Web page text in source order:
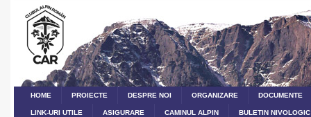
HOME PROIECTE DESPRE NOI ORGANIZARE DOCUMENTE
LINK-URI UTILE ASIGURARE CAMINUL ALPIN BULETIN